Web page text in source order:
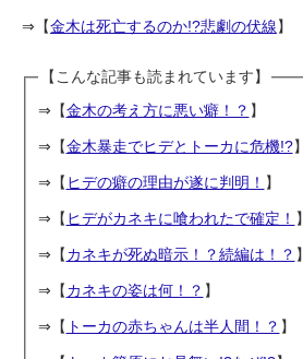
⇒【金木は死亡するのか!?悲劇の伏線】
【こんな記事も読まれています】
⇒【金木の考え方に悪い癖！？ 】
⇒【金木暴走でヒデとトーカに危機!?】
⇒【 ヒデの癖の理由が遂に判明！ 】
⇒【 ヒデがカネキに喰われたで確定！ 】
⇒【カネキが死ぬ暗示！？続編は！？ 】
⇒【カネキの姿は何！？ 】
⇒【 トーカの赤ちゃんは半人間！？ 】